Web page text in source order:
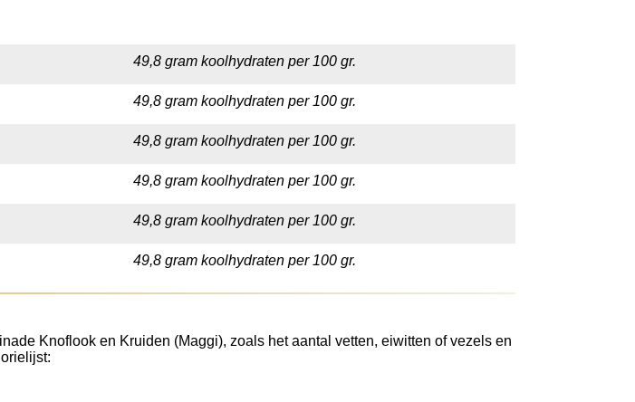
49,8 gram koolhydraten per 100 gr.
49,8 gram koolhydraten per 100 gr.
49,8 gram koolhydraten per 100 gr.
49,8 gram koolhydraten per 100 gr.
49,8 gram koolhydraten per 100 gr.
49,8 gram koolhydraten per 100 gr.
Knoflook en Kruiden (Maggi), zoals het aantal vetten, eiwitten of vezels en